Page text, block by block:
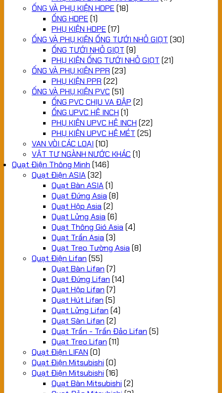
ỐNG VÀ PHỤ KIỆN HDPE (18)
ỐNG HDPE (1)
PHỤ KIỆN HDPE (17)
ỐNG VÀ PHỤ KIỆN ỐNG TƯỚI NHỎ GIỌT (30)
ỐNG TƯỚI NHỎ GIỌT (9)
PHỤ KIỆN ỐNG TƯỚI NHỎ GIỌT (21)
ỐNG VÀ PHỤ KIỆN PPR (23)
PHỤ KIỆN PPR (22)
ỐNG VÀ PHỤ KIỆN PVC (51)
ỐNG PVC CHỊU VA ĐẬP (2)
ỐNG UPVC HỆ INCH (1)
PHỤ KIỆN UPVC HỆ INCH (22)
PHỤ KIỆN UPVC HỆ MÉT (25)
VAN VÒI CÁC LOẠI (10)
VẬT TƯ NGÀNH NƯỚC KHÁC (1)
Quạt Điện Thông Minh (146)
Quạt Điện ASIA(32)
Quạt Bàn ASIA(1)
Quạt Đứng Asia (8)
Quạt Hộp Asia (2)
Quạt Lửng Asia (6)
Quạt Thông Gió Asia (4)
Quạt Trần Asia (3)
Quạt Treo Tường Asia (8)
Quạt Điện Lifan (55)
Quạt Bàn Lifan (7)
Quạt Đứng Lifan (14)
Quạt Hộp Lifan (7)
Quạt Hút Lifan (5)
Quạt Lửng Lifan (4)
Quạt Sàn Lifan (2)
Quạt Trần - Trần Đảo Lifan (5)
Quạt Treo Lifan (11)
Quạt Điện LIFAN (0)
Quạt Điện Mitsubishi (0)
Quạt Điện Mitsubishi (16)
Quạt Bàn Mitsubishi (2)